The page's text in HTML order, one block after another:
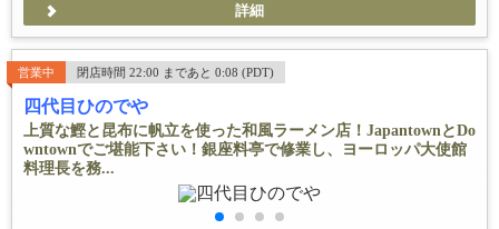
詳細
営業中 閉店時間 22:00 まであと 0:08 (PDT)
四代目ひのでや
上質な鰹と昆布に帆立を使った和風ラーメン店！JapantownとDo
wntownでご堪能下さい！銀座料亭で修業し、ヨーロッパ大使館
料理長を務...